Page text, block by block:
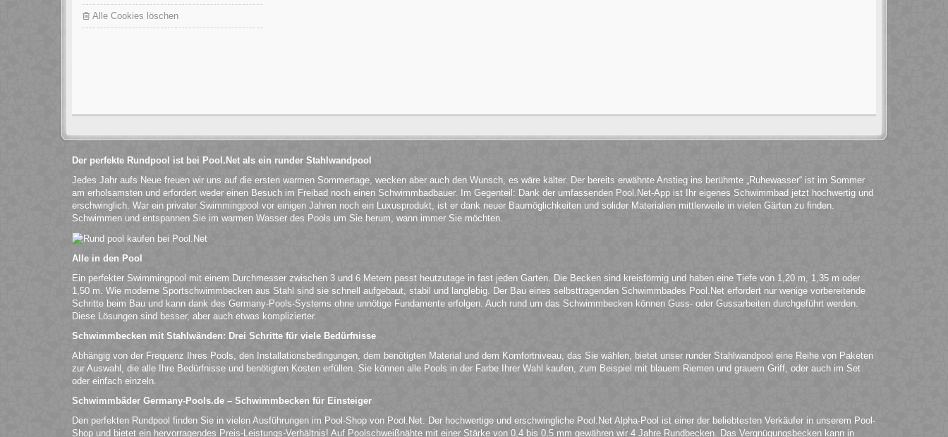
Alle Cookies löschen
Der perfekte Rundpool ist bei Pool.Net als ein runder Stahlwandpool
Jedes Jahr aufs Neue freuen wir uns auf die ersten warmen Sommertage, wecken aber auch den Wunsch, es wäre kälter. Der bereits erwähnte Anstieg ins berühmte „Ruhewasser“ ist im Sommer
am erholsamsten und erfordert weder einen Besuch im Freibad noch einen Schwimmbadbauer. Im Gegenteil: Dank der umfassenden Pool.Net-App ist Ihr eigenes Schwimmbad jetzt hochwertig und
erschwinglich. War ein privater Swimmingpool vor einigen Jahren noch ein Luxusprodukt, ist er dank neuer Baumöglichkeiten und solider Materialien mittlerweile in vielen Gärten zu finden.
Schwimmen und entspannen Sie im warmen Wasser des Pools um Sie herum, wann immer Sie möchten.
Alle in den Pool
Ein perfekter Swimmingpool mit einem Durchmesser zwischen 3 und 6 Metern passt heutzutage in fast jeden Garten. Die Becken sind kreisförmig und haben eine Tiefe von 1,20 m, 1,35 m oder
1,50 m. Wie moderne Sportschwimmbecken aus Stahl sind sie schnell aufgebaut, stabil und langlebig. Der Bau eines selbsttragenden Schwimmbades Pool.Net erfordert nur wenige vorbereitende
Schritte beim Bau und kann dank des Germany-Pools-Systems ohne unnötige Fundamente erfolgen. Auch rund um das Schwimmbecken können Guss- oder Gussarbeiten durchgeführt werden.
Diese Lösungen sind besser, aber auch etwas komplizierter.
Schwimmbecken mit Stahlwänden: Drei Schritte für viele Bedürfnisse
Abhängig von der Frequenz Ihres Pools, den Installationsbedingungen, dem benötigten Material und dem Komfortniveau, das Sie wählen, bietet unser runder Stahlwandpool eine Reihe von Paketen
zur Auswahl, die alle Ihre Bedürfnisse und benötigten Kosten erfüllen. Sie können alle Pools in der Farbe Ihrer Wahl kaufen, zum Beispiel mit blauem Riemen und grauem Griff, oder auch im Set
oder einfach einzeln.
Schwimmbäder Germany-Pools.de – Schwimmbecken für Einsteiger
Den perfekten Rundpool finden Sie in vielen Ausführungen im Pool-Shop von Pool.Net. Der hochwertige und erschwingliche Pool.Net Alpha-Pool ist einer der beliebtesten Verkäufer in unserem Pool-
Shop und bietet ein hervorragendes Preis-Leistungs-Verhältnis! Auf Poolschweißnähte mit einer Stärke von 0,4 bis 0,5 mm gewähren wir 4 Jahre Rundbecken. Das Vergnügungsbecken kann in